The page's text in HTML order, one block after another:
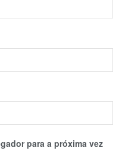
para a próxima vez